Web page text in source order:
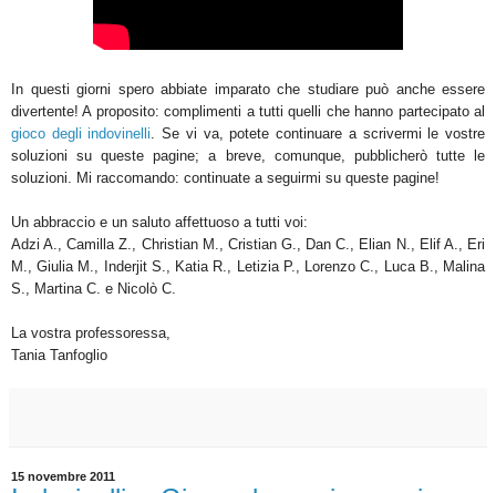
In questi giorni spero abbiate imparato che studiare può anche essere
divertente! A proposito: complimenti a tutti quelli che hanno partecipato al
gioco degli indovinelli . Se vi va, potete continuare a scrivermi le vostre
soluzioni su queste pagine; a breve, comunque, pubblicherò tutte le
soluzioni. Mi raccomando: continuate a seguirmi su queste pagine!
Un abbraccio e un saluto affettuoso a tutti voi:
Adzi A., Camilla Z., Christian M., Cristian G., Dan C., Elian N., Elif A., Eri
M., Giulia M., Inderjit S., Katia R., Letizia P., Lorenzo C., Luca B., Malina
S., Martina C. e Nicolò C.
La vostra professoressa,
Tania Tanfoglio
15 novembre 2011